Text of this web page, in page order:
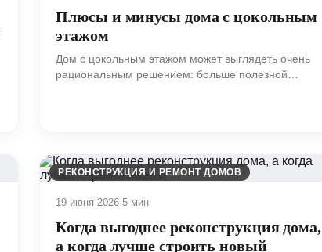
Плюсы и минусы дома с цокольным
этажом
Дом с цокольным этажом может выглядеть очень
рациональным решением: больше полезной
РЕКОНСТРУКЦИЯ И РЕМОНТ ДОМОВ
19 июня 2026·5 мин
Когда выгоднее реконструкция дома,
а когда лучше строить новый